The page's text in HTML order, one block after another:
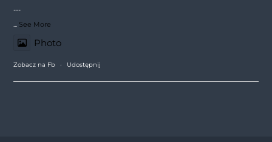
---
See More
Photo
Zobacz na Fb · Udostępnij